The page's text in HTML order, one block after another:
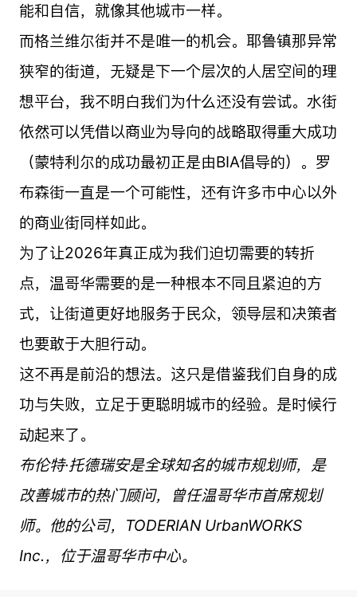
能和自信，就像其他城市一样。
而格兰维尔街并不是唯一的机会。耶鲁镇那异常
狭窄的街道，无疑是下一个层次的人居空间的理
想平台，我不明白我们为什么还没有尝试。水街
依然可以凭借以商业为导向的战略取得重大成功
（蒙特利尔的成功最初正是由BIA倡导的）。罗
布森街一直是一个可能性，还有许多市中心以外
的商业街同样如此。
为了让2026年真正成为我们迫切需要的转折
点，温哥华需要的是一种根本不同且紧迫的方
式，让街道更好地服务于民众，领导层和决策者
也要敢于大胆行动。
这不再是前沿的想法。这只是借鉴我们自身的成
功与失败，立足于更聪明城市的经验。是时候行
动起来了。
布伦特·托德瑞安是全球知名的城市规划师，是
改善城市的热门顾问，曾任温哥华市首席规划
师。他的公司，TODERIAN UrbanWORKS
Inc.，位于温哥华市中心。